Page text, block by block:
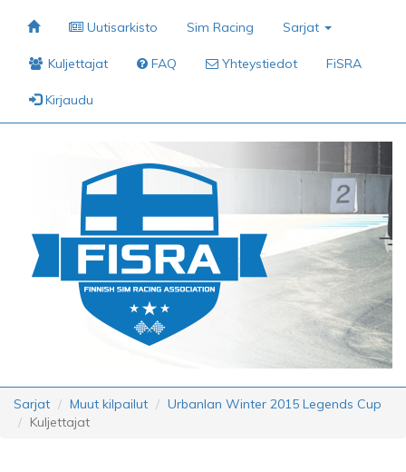
Uutisarkisto Sim Racing Sarjat
Kuljettajat FAQ Yhteystiedot FiSRA
Kirjaudu
Sarjat Muut kilpailut
Urbanlan Winter 2015 Legends Cup
Kuljettajat